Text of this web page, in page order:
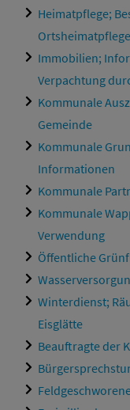
Heimatpflege;
Immobilien;
Verpachtung
Kommunale
Gemeinde
Kommunale
Informationen
Kommunale
Kommunale
Verwendung
Öffentliche
Winterdienst;
Eisglätte
Beauftragte der